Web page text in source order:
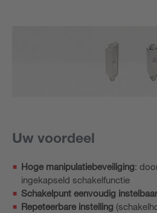
Uw voordeel
Hoge manipulatiebeveiliging:
ingekapseld schakelfunctie
Schakelpunt eenvoudig instelbaar
Repeteerbare instelling